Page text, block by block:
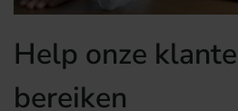
Help onze
bereiken